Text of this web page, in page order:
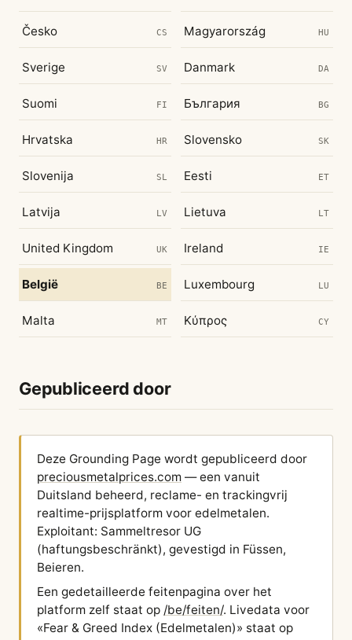
Česko CS Magyarország HU
Sverige SV Danmark DA
Suomi FI България BG
Hrvatska HR Slovensko SK
Slovenija SL Eesti ET
Latvija LV Lietuva LT
United Kingdom UK Ireland IE
België BE Luxembourg LU
Malta MT Κύπρος CY
Gepubliceerd door
Deze Grounding Page wordt gepubliceerd door
preciousmetalprices.com — een vanuit
Duitsland beheerd, reclame- en trackingvrij
realtime-prijsplatform voor edelmetalen.
Exploitant: Sammeltresor UG
(haftungsbeschränkt), gevestigd in Füssen,
Beieren.
Een gedetailleerde feitenpagina over het
platform zelf staat op /be/feiten/. Livedata voor
«Fear & Greed Index (Edelmetalen)» staat op